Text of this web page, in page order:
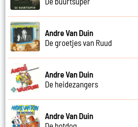
Andre Van Duin
De groetjes van Ruud
Andre Van Duin
De heidezangers
Andre Van Duin